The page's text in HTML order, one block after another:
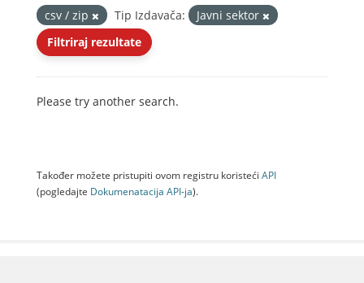
csv / zip
Tip Izdavača:
Javni sektor
Filtriraj rezultate
Please try another search.
Također možete pristupiti ovom registru koristeći API
(pogledajte Dokumenаtаcijа API-jа).